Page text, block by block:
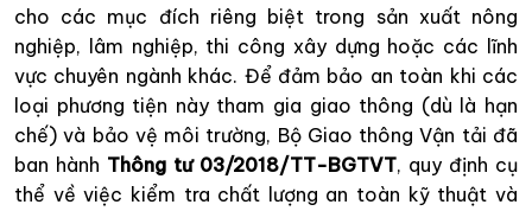
cho các mục đích riêng biệt trong sản xuất nông
nghiệp, lâm nghiệp, thi công xây dựng hoặc các lĩnh
vực chuyên ngành khác. Để đảm bảo an toàn khi các
loại phương tiện này tham gia giao thông (dù là hạn
chế) và bảo vệ môi trường, Bộ Giao thông Vận tải đã
ban hành Thông tư 03/2018/TT-BGTVT, quy định cụ
thể về việc kiểm tra chất lượng an toàn kỹ thuật và